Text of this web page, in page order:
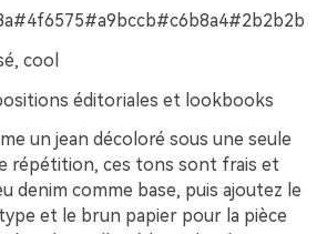
cool
éditoriales et lookbooks
un jean décoloré sous une seule
répétition, ces tons sont frais et
denim comme base, puis ajoutez le
et le brun papier pour la pièce